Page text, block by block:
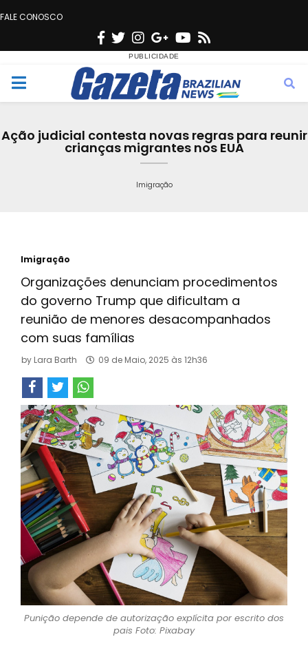
FALE CONOSCO
F
c
e
o
T
w
i
t
e
n
s
t
g
r
a
G
o
o
g
e
Y
u
t
b
s
M
Ação judicial contesta novas regras para reunir
crianças migrantes nos EUA
Imigração
Imigração
Organizações denunciam procedimentos
do governo Trump que dificultam a
reunião de menores desacompanhados
com suas famílias
by Lara Barth 09 de Maio, 2025 às 12h36
Punição depende de autorização explícita por escrito dos
pais Foto: Pixabay